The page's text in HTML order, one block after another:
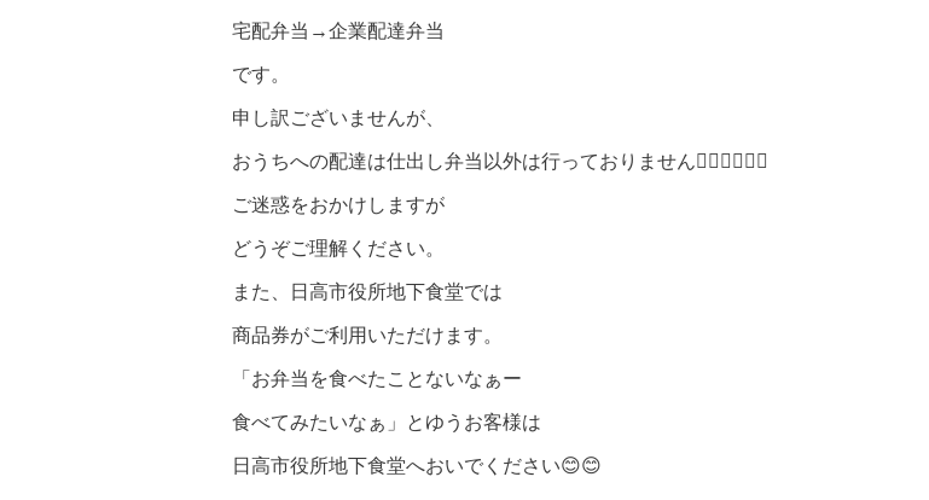
宅配弁当→企業配達弁当
です。
申し訳ございませんが、
おうちへの配達は仕出し弁当以外は行っておりません🙇🏻‍♀️🙇🏻‍♀️
ご迷惑をおかけしますが
どうぞご理解ください。
また、日高市役所地下食堂では
商品券がご利用いただけます。
「お弁当を食べたことないなぁー
食べてみたいなぁ」とゆうお客様は
日高市役所地下食堂へおいでください😊😊